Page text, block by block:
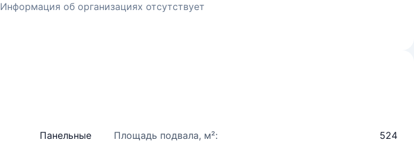
Информация об организациях отсутствует
Панельные Площадь подвала, м²: 524